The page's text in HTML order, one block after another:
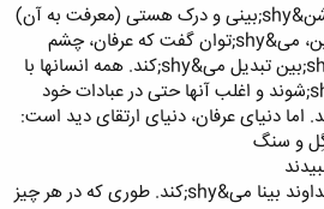
عرفان، رسیدن به اشراق و روشن&shy;بینی و درک هستی (معرفت به آن)
بر روی پله عشق است. بنابراین، می&shy;توان گفت که عرفان، چشم
ظاهربین را به چشم باطن&shy;بین تبدیل می&shy;کند. همه انسانها با
چشم ظاهربین متولد می&shy;شوند و اغلب آنها حتی در عبادات خود
دنیای عرفان، دنیای ارتقای دید است:
گِل و سنگ
عرفان چشم دل را به رویت خداوند بینا می&shy;کند. طوری که در هر چیز